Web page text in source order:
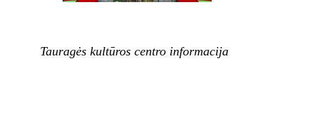
Tauragės kultūros centro informacija